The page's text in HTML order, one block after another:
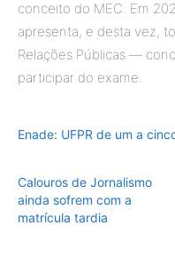
conceito do MEC. Em
apresenta, e desta vez,
Relações Públicas —
participar do exame.
Enade: UFPR de um a
Calouros de Jornalismo
ainda sofrem com a
matrícula tardia